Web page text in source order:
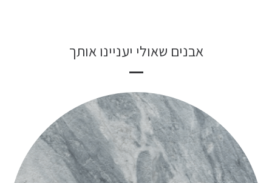
אבנים שאולי יעניינו אותך